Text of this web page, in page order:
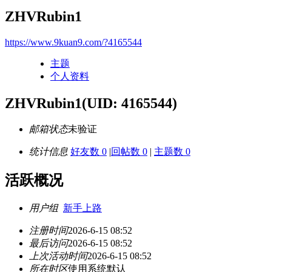
ZHVRubin1
https://www.9kuan9.com/?4165544
主题
个人资料
ZHVRubin1(UID: 4165544)
邮箱状态未验证
统计信息 好友数 0 |回帖数 0 | 主题数 0
活跃概况
用户组 新手上路
注册时间2026-6-15 08:52
最后访问2026-6-15 08:52
上次活动时间2026-6-15 08:52
所在时区使用系统默认